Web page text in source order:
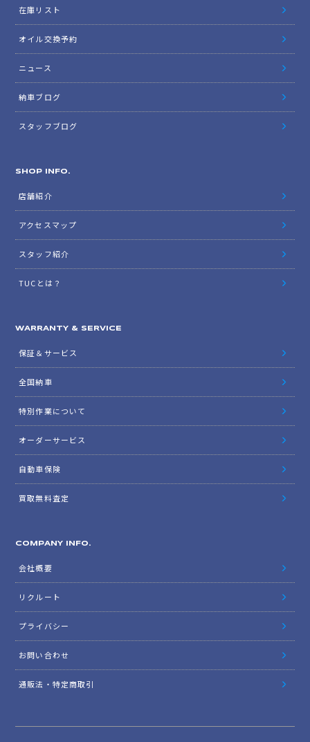
在庫リスト
オイル交換予約
ニュース
納車ブログ
スタッフブログ
SHOP INFO.
店舗紹介
アクセスマップ
スタッフ紹介
TUCとは？
WARRANTY & SERVICE
保証＆サービス
全国納車
特別作業について
オーダーサービス
自動車保険
買取無料査定
COMPANY INFO.
会社概要
リクルート
プライバシー
お問い合わせ
通販法・特定商取引